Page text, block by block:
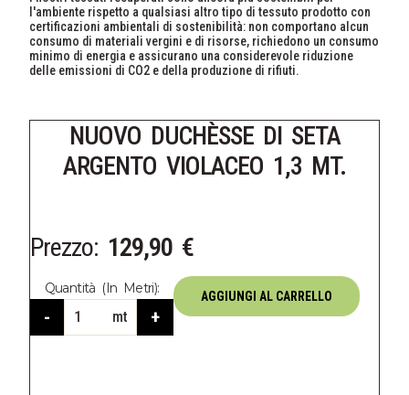
l'ambiente rispetto a qualsiasi altro tipo di tessuto prodotto con
certificazioni ambientali di sostenibilità: non comportano alcun
consumo di materiali vergini e di risorse, richiedono un consumo
minimo di energia e assicurano una considerevole riduzione
delle emissioni di CO2 e della produzione di rifiuti.
NUOVO DUCHÈSSE DI SETA
ARGENTO VIOLACEO 1,3 MT.
Prezzo: 129,90 €
Quantità (in Metri):
- mt +
AGGIUNGI AL CARRELLO